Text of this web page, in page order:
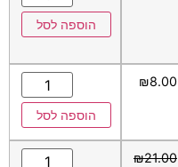
הוספה לסל
₪8.00
הוספה לסל
₪21.00